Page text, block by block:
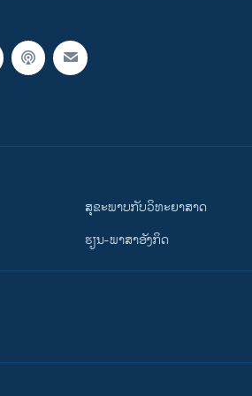
ສຸຂະພາບກັບວິທະຍາສາດ
ຮຽນ-ພາສາອັງກິດ